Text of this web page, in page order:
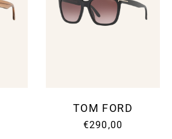
TOM FORD
€290,00